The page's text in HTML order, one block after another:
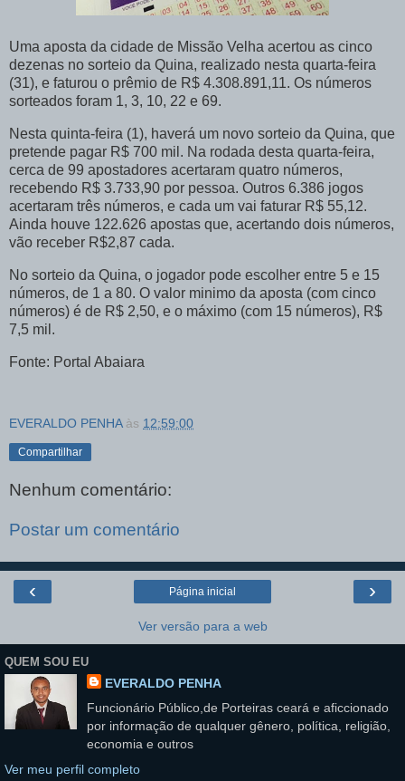
Uma aposta da cidade de Missão Velha acertou as cinco
dezenas no sorteio da Quina, realizado nesta quarta-feira
(31), e faturou o prêmio de R$ 4.308.891,11. Os números
sorteados foram 1, 3, 10, 22 e 69.
Nesta quinta-feira (1), haverá um novo sorteio da Quina, que
pretende pagar R$ 700 mil. Na rodada desta quarta-feira,
cerca de 99 apostadores acertaram quatro números,
recebendo R$ 3.733,90 por pessoa. Outros 6.386 jogos
acertaram três números, e cada um vai faturar R$ 55,12.
Ainda houve 122.626 apostas que, acertando dois números,
vão receber R$2,87 cada.
No sorteio da Quina, o jogador pode escolher entre 5 e 15
números, de 1 a 80. O valor minimo da aposta (com cinco
números) é de R$ 2,50, e o máximo (com 15 números), R$
7,5 mil.
Fonte: Portal Abaiara
EVERALDO PENHA às 12:59:00
Compartilhar
Nenhum comentário:
Postar um comentário
‹ ›
Página inicial
Ver versão para a web
QUEM SOU EU
EVERALDO PENHA
Funcionário Público,de Porteiras ceará e aficcionado
por informação de qualquer gênero, política, religião,
economia e outros
Ver meu perfil completo